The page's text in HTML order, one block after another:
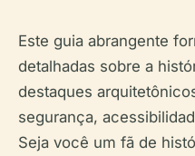
Este guia abrangente
detalhadas sobre a
destaques
segurança,
Seja você um fã de